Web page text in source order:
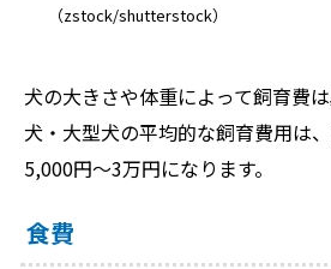
（zstock/shutterstock）
犬の大きさや体重によって飼育費
犬・大型犬の平均的な飼育費用は
5,000円～3万円になります。
食費